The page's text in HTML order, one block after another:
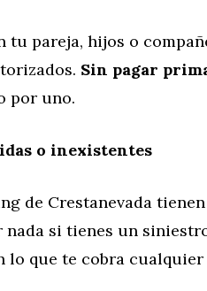
tu pareja, hijos o
Sin pagar
por uno.
o inexistentes
de Crestanevada tienen
si tienes un
lo que te cobra